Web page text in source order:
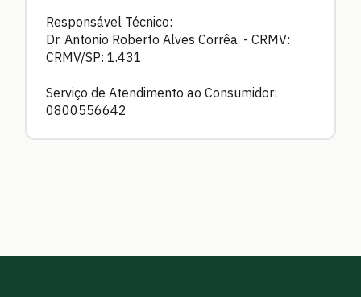
Responsável Técnico:
Dr. Antonio Roberto Alves Corrêa. - CRMV:
CRMV/SP: 1.431
Serviço de Atendimento ao Consumidor:
0800556642